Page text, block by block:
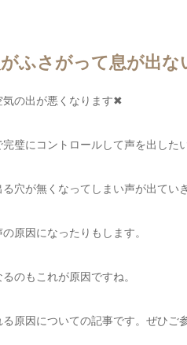
ふさがって息が出な
気の出が悪くなります✖
完璧にコントロールして声を出した
穴が無くなってしまい声が出てい
原因になったりもします。
のもこれが原因ですね。
原因についての記事です。ぜひご